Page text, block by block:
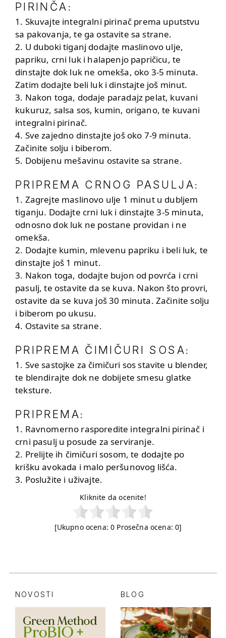
PIRINČA :
1. Skuvajte integralni pirinač prema uputstvu
sa pakovanja, te ga ostavite sa strane.
2. U duboki tiganj dodajte maslinovo ulje,
papriku, crni luk i halapenjo papričicu, te
dinstajte dok luk ne omekša, oko 3-5 minuta.
Zatim dodajte beli luk i dinstajte još minut.
3. Nakon toga, dodaje paradajz pelat, kuvani
kukuruz, salsa sos, kumin, origano, te kuvani
integralni pirinač.
4. Sve zajedno dinstajte još oko 7-9 minuta.
Začinite solju i biberom.
5. Dobijenu mešavinu ostavite sa strane.
PRIPREMA CRNOG PASULJA:
1. Zagrejte maslinovo ulje 1 minut u dubljem
tiganju. Dodajte crni luk i dinstajte 3-5 minuta,
odnosno dok luk ne postane providan i ne
omekša.
2. Dodajte kumin, mlevenu papriku i beli luk, te
dinstajte još 1 minut.
3. Nakon toga, dodajte bujon od povrća i crni
pasulj, te ostavite da se kuva. Nakon što provri,
ostavite da se kuva još 30 minuta. Začinite solju
i biberom po ukusu.
4. Ostavite sa strane.
PRIPREMA ČIMIČURI SOSA:
1. Sve sastojke za čimičuri sos stavite u blender,
te blendirajte dok ne dobijete smesu glatke
teksture.
PRIPREMA:
1. Ravnomerno rasporedite integralni pirinač i
crni pasulj u posude za serviranje.
2. Prelijte ih čimičuri sosom, te dodajte po
krišku avokada i malo peršunovog lišća.
3. Poslužite i uživajte.
Kliknite da ocenite!
[Ukupno ocena:0 Prosečna ocena:0]
NOVOSTI BLOG